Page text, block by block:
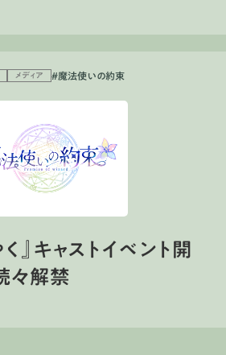
メディア #魔法使いの約束
』キャストイベント開
々解禁